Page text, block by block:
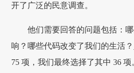
开了广泛的民意调查。
他们需要回答的问题包括：
响？哪些代码改变了我们的生活
75 项，我们最终选择了其中 36